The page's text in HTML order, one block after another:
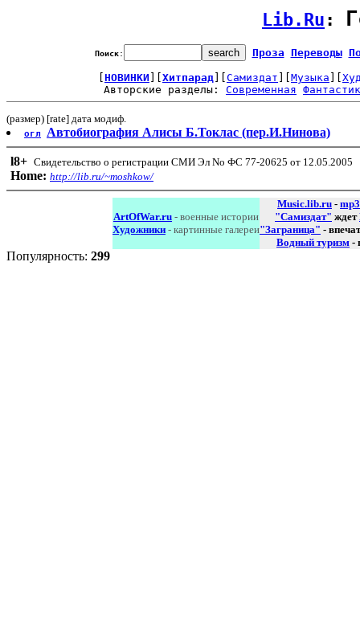
Lib.Ru :
Поиск: Проза Переводы
НОВИНКИ Хитпарад Самиздат Музыка
Авторские разделы: Современная
(размер) [rate] дата модиф.
огл Автобиография Алисы Б.Токлас (пер.И.Нинова)
l8+ Свидетельство о регистрации СМИ Эл No ФС 77-20625 от 12.05.2005
Home: http://lib.ru/~moshkow/
ArtOfWar.ru - военные истории
Художники - картинные галереи
Music.lib.ru - mp3
"Самиздат" ждет
"Заграница" -
Водный туризм -
Популярность: 299